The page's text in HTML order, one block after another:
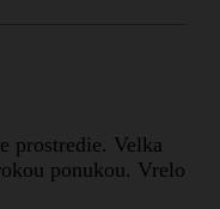
prostredie. Velka
ponukou. Vrelo